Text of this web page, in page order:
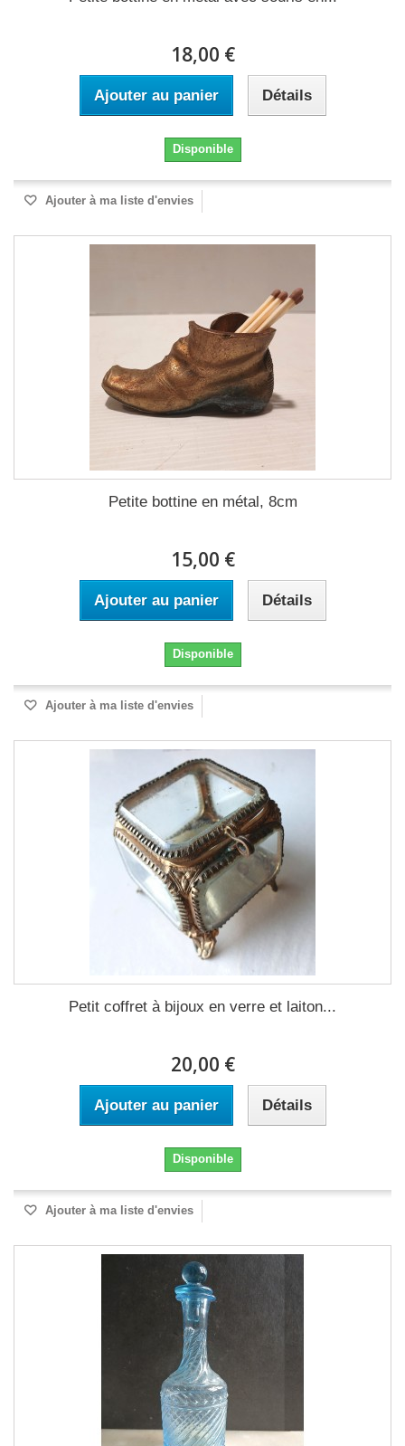
18,00 €
Ajouter au panier Détails
Disponible
Ajouter à ma liste d'envies
Petite bottine en métal, 8cm
15,00 €
Ajouter au panier Détails
Disponible
Ajouter à ma liste d'envies
Petit coffret à bijoux en verre et laiton...
20,00 €
Ajouter au panier Détails
Disponible
Ajouter à ma liste d'envies